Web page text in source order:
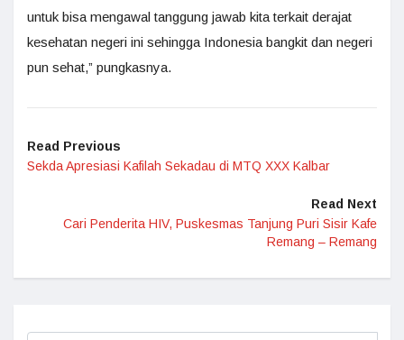
untuk bisa mengawal tanggung jawab kita terkait derajat
kesehatan negeri ini sehingga Indonesia bangkit dan negeri
pun sehat,” pungkasnya.
Read Previous
Sekda Apresiasi Kafilah Sekadau di MTQ XXX Kalbar
Read Next
Cari Penderita HIV, Puskesmas Tanjung Puri Sisir Kafe
Remang – Remang